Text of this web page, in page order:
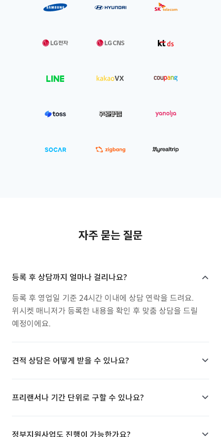
자주 묻는 질문
등록 후 상담까지 얼마나 걸리나요?
등록 후 영업일 기준 24시간 이내에 상담 연락을 드려요.
위시켓 매니저가 등록한 내용을 확인 후 맞춤 상담을 드릴
예정이에요.
견적 상담은 어떻게 받을 수 있나요?
프리랜서나 기간 단위로 구할 수 있나요?
정부지원사업도 진행이 가능한가요?